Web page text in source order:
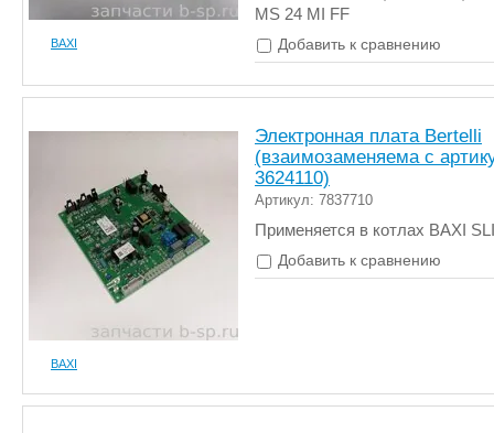
BAXI
MS 24 MI FF
Добавить к сравнению
BAXI
Электронная плата Bertelli
(взаимозаменяема с
3624110)
Артикул: 7837710
Применяется в котлах BAXI
Добавить к сравнению